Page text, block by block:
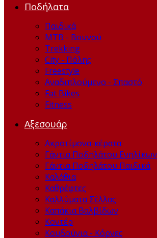
Ποδήλατα
Παιδικά
ΜΤΒ - Βουνού
Trekking
City - Πόλης
Freestyle
Αναδιπλούμενο - Σπαστό
Fat Bikes
Fitness
Αξεσουάρ
Ακροτίμονα-κέρατα
Γάντια Ποδηλάτου Ενηλίκων
Γάντια Ποδηλάτου Παιδικά
Καλάθια
Καθρέφτες
Καλλύματα Σέλλας
Καπάκια Βαλβίδων
Kοντέρ
Κουδούνια - Κόρνες